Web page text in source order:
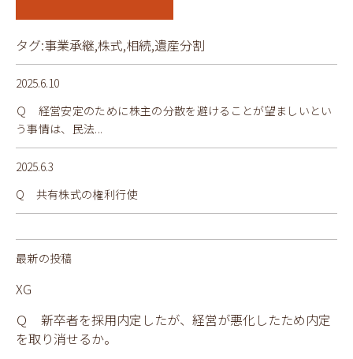
タグ:事業承継,株式,相続,遺産分割
2025.6.10
Ｑ 経営安定のために株主の分散を避けることが望ましいとい
う事情は、民法...
2025.6.3
Q 共有株式の権利行使
最新の投稿
XG
Ｑ 新卒者を採用内定したが、経営が悪化したため内定
を取り消せるか。